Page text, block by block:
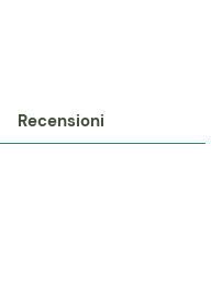
Recensioni